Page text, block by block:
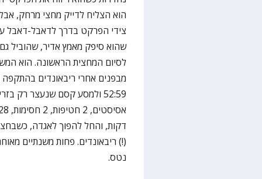
הוא הצליח לדייק מחצי מרחק,
שהוא סיפק מאמץ אדיר, שהוביל גם
לסיום המחצית הראשונה. הוא
מבפנים אחרי ריבאונדים
נטס.